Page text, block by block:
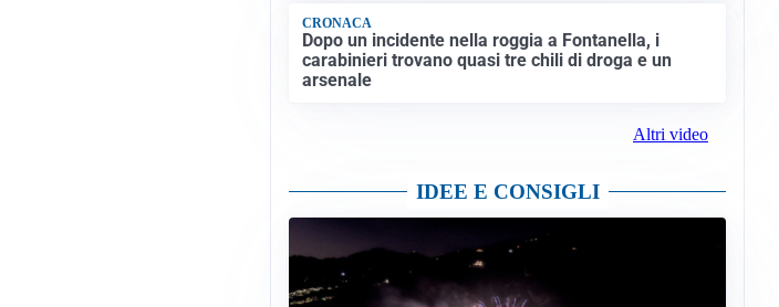
CRONACA
Dopo un incidente nella roggia a Fontanella, i
carabinieri trovano quasi tre chili di droga e un
arsenale
Altri video
IDEE E CONSIGLI